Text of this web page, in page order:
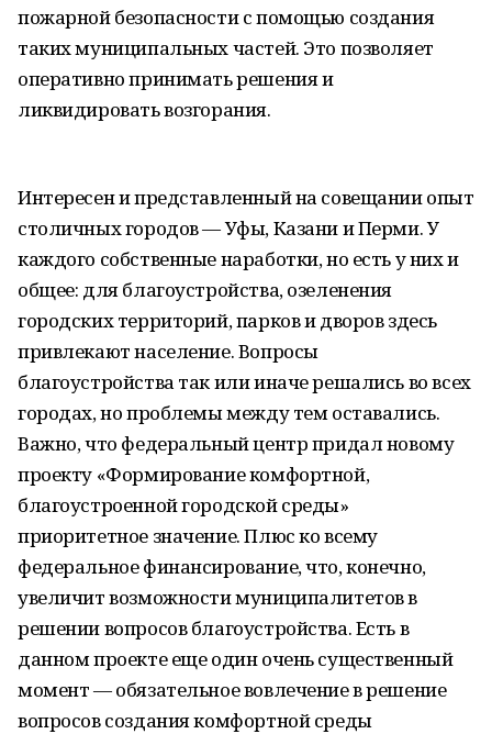
пожарной безопасности с помощью создания
таких муниципальных частей. Это позволяет
оперативно принимать решения и
ликвидировать возгорания.
Интересен и представленный на совещании опыт
столичных городов — Уфы, Казани и Перми. У
каждого собственные наработки, но есть у них и
общее: для благоустройства, озеленения
городских территорий, парков и дворов здесь
привлекают население. Вопросы
благоустройства так или иначе решались во всех
городах, но проблемы между тем оставались.
Важно, что федеральный центр придал новому
проекту «Формирование комфортной,
благоустроенной городской среды»
приоритетное значение. Плюс ко всему
федеральное финансирование, что, конечно,
увеличит возможности муниципалитетов в
решении вопросов благоустройства. Есть в
данном проекте еще один очень существенный
момент — обязательное вовлечение в решение
вопросов создания комфортной среды